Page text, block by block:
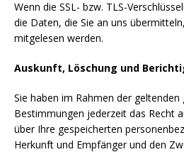
Wenn die SSL- bzw. TLS-
die Daten, die Sie an uns
mitgelesen werden.
Auskunft, Löschung und
Sie haben im Rahmen der geltenden
Bestimmungen jederzeit das Recht
über Ihre gespeicherten
Herkunft und Empfänger und den